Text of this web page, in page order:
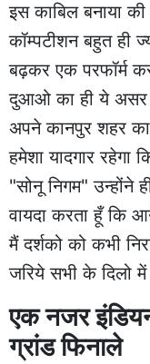
इस काबिल बनाया
कॉम्पटीशन बहुत ही
बढ़कर एक परफॉर्म
दुआओ का ही ये
अपने कानपुर शहर
हमेशा यादगार
"सोनू निगम" उन्होंने
वायदा करता हूँ कि
मैं दर्शको को कभी
जरिये सभी के दिलो
एक नजर
ग्रांड फिनाले